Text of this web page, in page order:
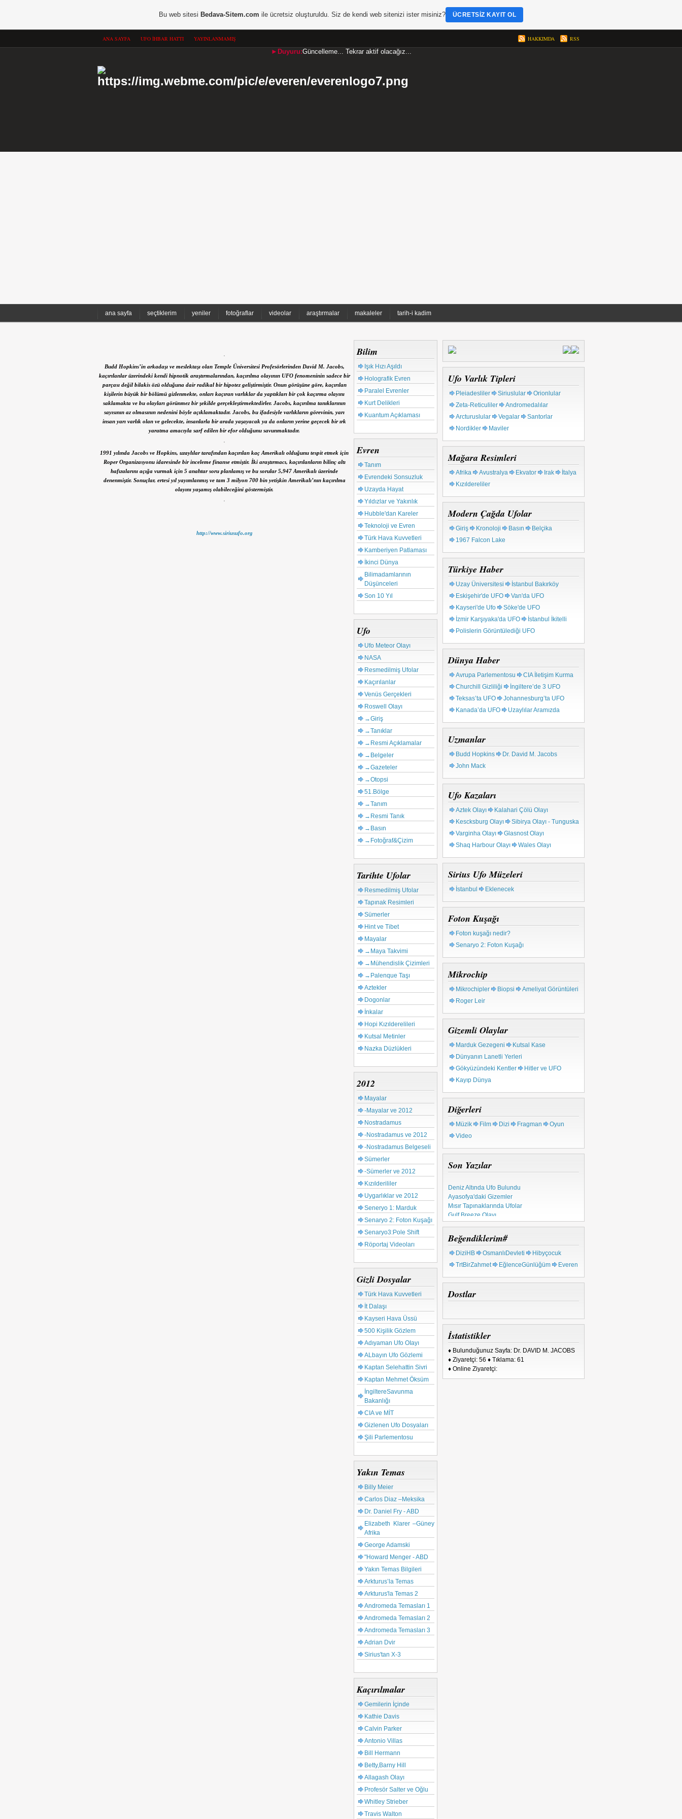
ANA SAYFA UFO İHBAR HATTI YAYINLANMAMIŞ HAKKIMDA RSS
►Duyuru:Güncelleme... Tekrar aktif olacağız...
ana sayfa seçtiklerim yeniler fotoğraflar videolar araştırmalar makaleler tarih-i kadim
Budd Hopkins’in arkadaşı ve meslektaşı olan Temple Üniversitesi Profesörlerinden David M. Jacobs,
kaçırılanlar üzerindeki kendi hipnotik araştırmalarından, kaçırılma olayının UFO fenomeninin sadece bir
parçası değil bilakis özü olduğuna dair radikal bir hipotez geliştirmiştir. Onun görüşüne göre, kaçırılan
kişilerin büyük bir bölümü gizlenmekte, onları kaçıran varlıklar da yaptıkları bir çok kaçırma olayını
saklamakta ve bu olayları görünmez bir şekilde gerçekleştirmektedirler. Jacobs, kaçırılma tanıklarının
sayısının az olmasının nedenini böyle açıklamaktadır. Jacobs, bu ifadesiyle varlıkların görevinin, yarı
insan yarı varlık olan ve gelecekte, insanlarla bir arada yaşayacak ya da onların yerine geçecek bir ırk
yaratma amacıyla sarf edilen bir efor olduğunu savunmaktadır.
1991 yılında Jacobs ve Hopkins, uzaylılar tarafından kaçırılan kaç Amerikalı olduğunu tespit etmek için
Roper Organizasyonu idaresinde bir inceleme finanse etmiştir. İki araştırmacı, kaçırılanların bilinç altı
hafızalarını açığa vurmak için 5 anahtar soru planlamış ve bu sorular 5,947 Amerikalı üzerinde
denenmiştir. Sonuçlar, ertesi yıl yayımlanmış ve tam 3 milyon 700 bin yetişkin Amerikalı’nın kaçırılma
olayını yaşamış olabileceğini göstermiştir.
http://www.siriusufo.org
Bilim
Işık Hızı Aşıldı
Holografik Evren
Paralel Evrenler
Kurt Delikleri
Kuantum Açıklaması
Evren
Tanım
Evrendeki Sonsuzluk
Uzayda Hayat
Yıldızlar ve Yakınlık
Hubble'dan Kareler
Teknoloji ve Evren
Türk Hava Kuvvetleri
Kamberiyen Patlaması
İkinci Dünya
Bilimadamlarının
Düşünceleri
Son 10 Yıl
Ufo
Ufo Meteor Olayı
NASA
Resmedilmiş Ufolar
Kaçırılanlar
Venüs Gerçekleri
Roswell Olayı
→Giriş
→Tanıklar
→Resmi Açıklamalar
→Belgeler
→Gazeteler
→Otopsi
51.Bölge
→Tanım
→Resmi Tanık
→Basın
→Fotoğraf&Çizim
Tarihte Ufolar
Resmedilmiş Ufolar
Tapınak Resimleri
Sümerler
Hint ve Tibet
Mayalar
→Maya Takvimi
→Mühendislik Çizimleri
→Palenque Taşı
Aztekler
Dogonlar
İnkalar
Hopi Kızılderelileri
Kutsal Metinler
Nazka Düzlükleri
2012
Mayalar
-Mayalar ve 2012
Nostradamus
-Nostradamus ve 2012
-Nostradamus Belgeseli
Sümerler
-Sümerler ve 2012
Kızılderililer
Uygarlıklar ve 2012
Seneryo 1: Marduk
Senaryo 2: Foton Kuşağı
Senaryo3:Pole Shift
Röportaj Videoları
Gizli Dosyalar
Türk Hava Kuvvetleri
İt Dalaşı
Kayseri Hava Üssü
500 Kişilik Gözlem
Adıyaman Ufo OIayı
ALbayın Ufo Gözlemi
Kaptan Selehattin Sivri
Kaptan Mehmet Öksüm
İngiltereSavunma
Bakanlığı
CIA ve MİT
Gizlenen Ufo Dosyaları
Şili Parlementosu
Yakın Temas
Billy Meier
Carlos Diaz –Meksika
Dr. Daniel Fry - ABD
Elizabeth Klarer –Güney
Afrika
George Adamski
"Howard Menger - ABD
Yakın Temas Bilgileri
Arkturus’la Temas
Arkturus'la Temas 2
Andromeda Temasları 1
Andromeda Temasları 2
Andromeda Temasları 3
Adrian Dvir
Sirius'tan X-3
Kaçırılmalar
Gemilerin İçinde
Kathie Davis
Calvin Parker
Antonio Villas
Bill Hermann
Betty,Barny Hill
Allagash Olayı
Profesör Salter ve Oğlu
Whitley Strieber
Travis Walton
Ufo Varlık Tipleri
Pleiadesliler Siriuslular
Orionlular
Zeta-Reticuliler
Andromedalılar
Arcturuslular
Vegalar
Santorlar
Nordikler
Maviler
Mağara Resimleri
Afrika Avustralya Ekvator Irak
İtalya
Kızıldereliler
Modern Çağda Ufolar
Giriş Kronoloji Basın
Belçika
1967 Falcon Lake
Türkiye Haber
Uzay Üniversitesi
İstanbul Bakırköy
Eskişehir'de UFO
Van'da UFO
Kayseri'de Ufo
Söke'de UFO
İzmir Karşıyaka'da UFO
İstanbul İkitelli
Polislerin Görüntülediği UFO
Dünya Haber
Avrupa Parlementosu
CIA İletişim Kurma
Churchill Gizliliği
İngiltere’de 3 UFO
Teksas’ta UFO
Johannesburg’ta UFO
Kanada’da UFO
Uzaylılar Aramızda
Uzmanlar
Budd Hopkins
Dr. David M. Jacobs
John Mack
Ufo Kazaları
Aztek Olayı
Kalahari Çölü Olayı
Kescksburg Olayı
Sibirya Olayı - Tunguska
Varginha Olayı
Glasnost Olayı
Shaq Harbour Olayı
Wales Olayı
Sirius Ufo Müzeleri
İstanbul Eklenecek
Foton Kuşağı
Foton kuşağı nedir?
Senaryo 2: Foton Kuşağı
Mikrochip
Mikrochipler Biopsi
Ameliyat Görüntüleri
Roger Leir
Gizemli Olaylar
Marduk Gezegeni
Kutsal Kase
Dünyanın Lanetli Yerleri
Gökyüzündeki Kentler
Hitler ve UFO
Kayıp Dünya
Diğerleri
Müzik Film Dizi Fragman
Oyun
Video
Son Yazılar
Ayasofya'daki Gizemler
Mısır Tapınaklarında Ufolar
Gulf Breeze Olayı
Tapınak Şövalyeleri
Kutsal Ahid Sandığı
65 Milyon Yıllık Metal
Türkiye'deki Ufo Olayları
Beğendiklerim#
DiziHB OsmanlıDevleti
Hibyçocuk
TrtBirZahmet
EğlenceGünlüğüm Everen
Dostlar
İstatistikler
♦ Bulunduğunuz Sayfa: Dr. DAVID M. JACOBS
♦ Ziyaretçi: 56 ♦ Tıklama: 61
♦ Online Ziyaretçi:
Bu web sitesi Bedava-Sitem.com ile ücretsiz oluşturuldu. Siz de kendi web sitenizi ister misiniz? ÜCRETSIZ KAYIT OL